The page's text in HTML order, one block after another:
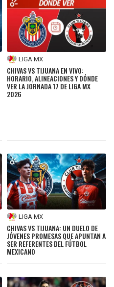
LIGA MX
CHIVAS VS TIJUANA EN VIVO:
HORARIO, ALINEACIONES Y DÓNDE
VER LA JORNADA 17 DE LIGA MX
2026
LIGA MX
CHIVAS VS TIJUANA: UN DUELO DE
JÓVENES PROMESAS QUE APUNTAN A
SER REFERENTES DEL FÚTBOL
MEXICANO